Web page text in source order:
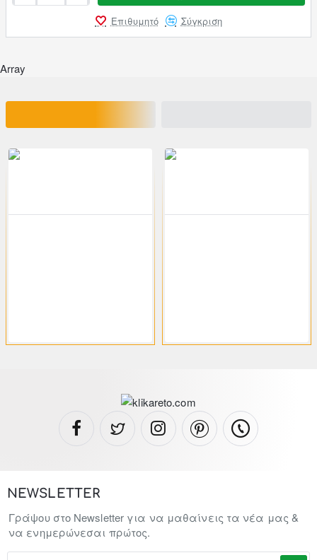
Επιθυμητό Σύγκριση
Array
-46% -46%
NEWSLETTER
Γράψου στο Newsletter για να μαθαίνεις τα νέα μας &
να ενημερώνεσαι πρώτος.